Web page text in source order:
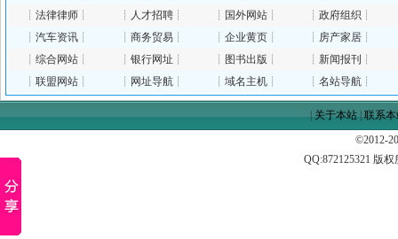
┊ 法律律师┊ ┊ 人才招聘 ┊ ┊ 国外网站 ┊ ┊ 政府组织 ┊
┊ 汽车资讯┊ ┊ 商务贸易 ┊ ┊ 企业黄页 ┊ ┊ 房产家居 ┊
┊ 综合网站┊ ┊ 银行网址 ┊ ┊ 图书出版 ┊ ┊ 新闻报刊 ┊
┊ 联盟网站┊ ┊ 网址导航 ┊ ┊ 域名主机 ┊ ┊ 名站导航 ┊
|关于本站|联系
©2012-
QQ:872125321 版权